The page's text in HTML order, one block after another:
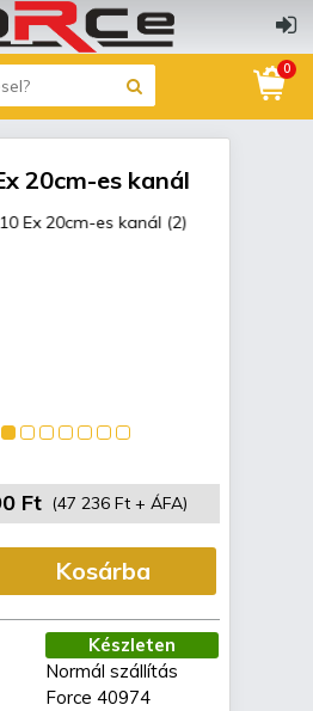
0
20cm-es kanál
Ft (47 236 Ft + ÁFA)
Készleten
Normál szállítás
Force 40974
Kosárba